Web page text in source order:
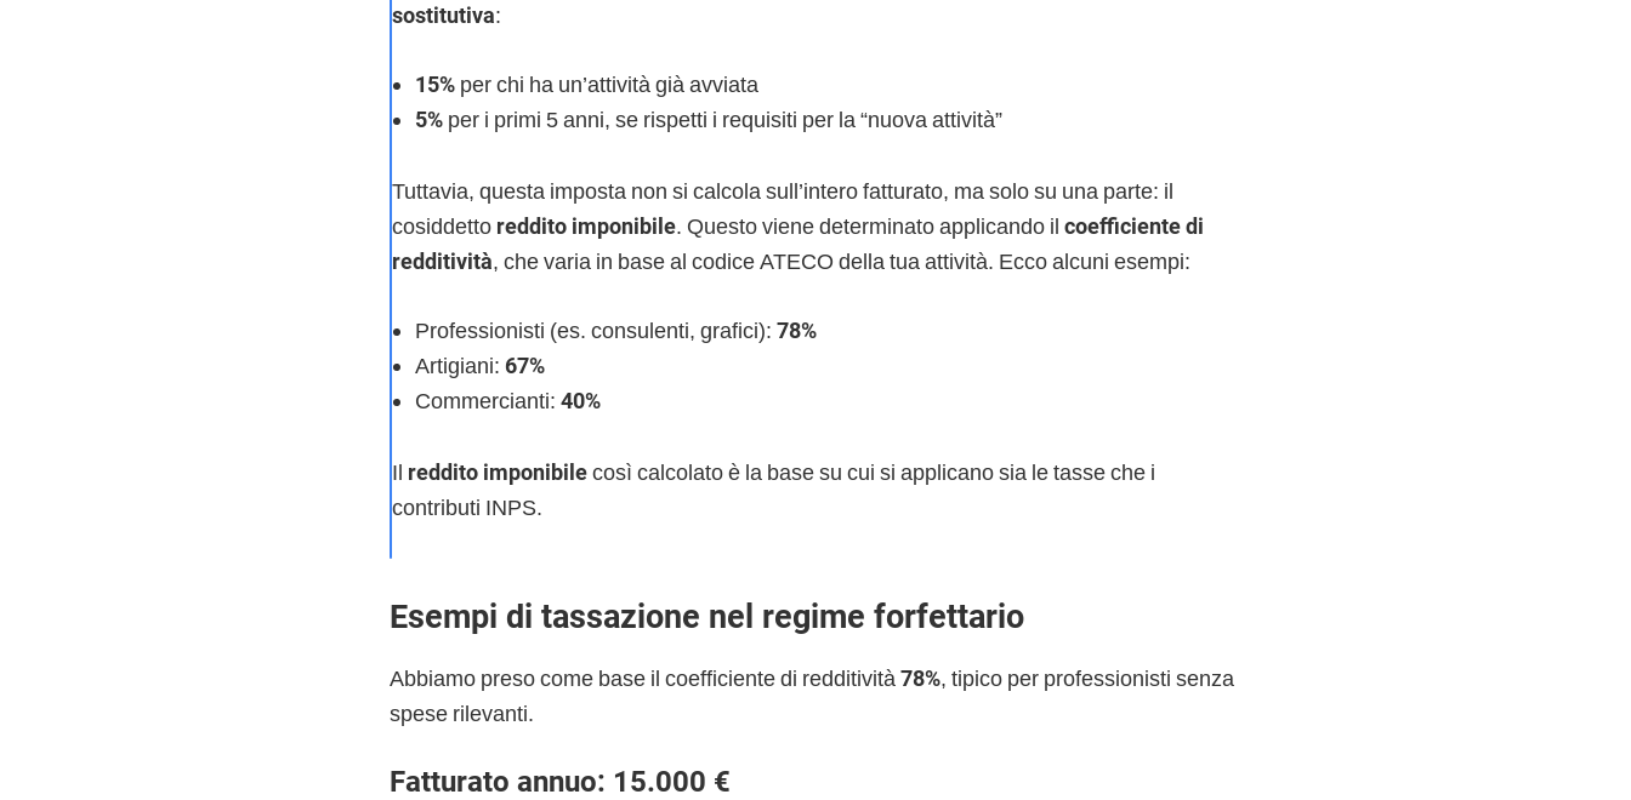
sostitutiva:
15% per chi ha un’attività già avviata
5% per i primi 5 anni, se rispetti i requisiti per la “nuova attività”
Tuttavia, questa imposta non si calcola sull’intero fatturato, ma solo su una parte: il
cosiddetto reddito imponibile. Questo viene determinato applicando ilcoefficiente di
redditività, che varia in base al codice ATECO della tua attività. Ecco alcuni esempi:
Professionisti (es. consulenti, grafici):78%
Artigiani:67%
Commercianti:40%
Il reddito imponibilecosì calcolato è la base su cui si applicano sia le tasse che i
contributi INPS.
Esempi di tassazione nel regime forfettario
Abbiamo preso come base il coefficiente di redditività 78%, tipico per professionisti senza
spese rilevanti.
Fatturato annuo: 15.000 €